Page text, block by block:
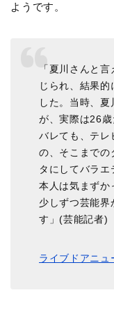
ようです。
「夏川さんと
じられ、結果
した。当時、
が、実際は26
バレても、テレ
の、そこまでの
タにしてバラエ
本人は気まずか
少しずつ芸能界
す」(芸能記者)
ライブドアニュ